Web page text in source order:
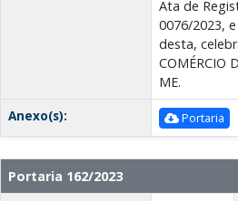
Ata de
0076/2023,
desta,
COMÉRCIO
ME.
Anexo(s):
Portaria
Portaria 162/2023